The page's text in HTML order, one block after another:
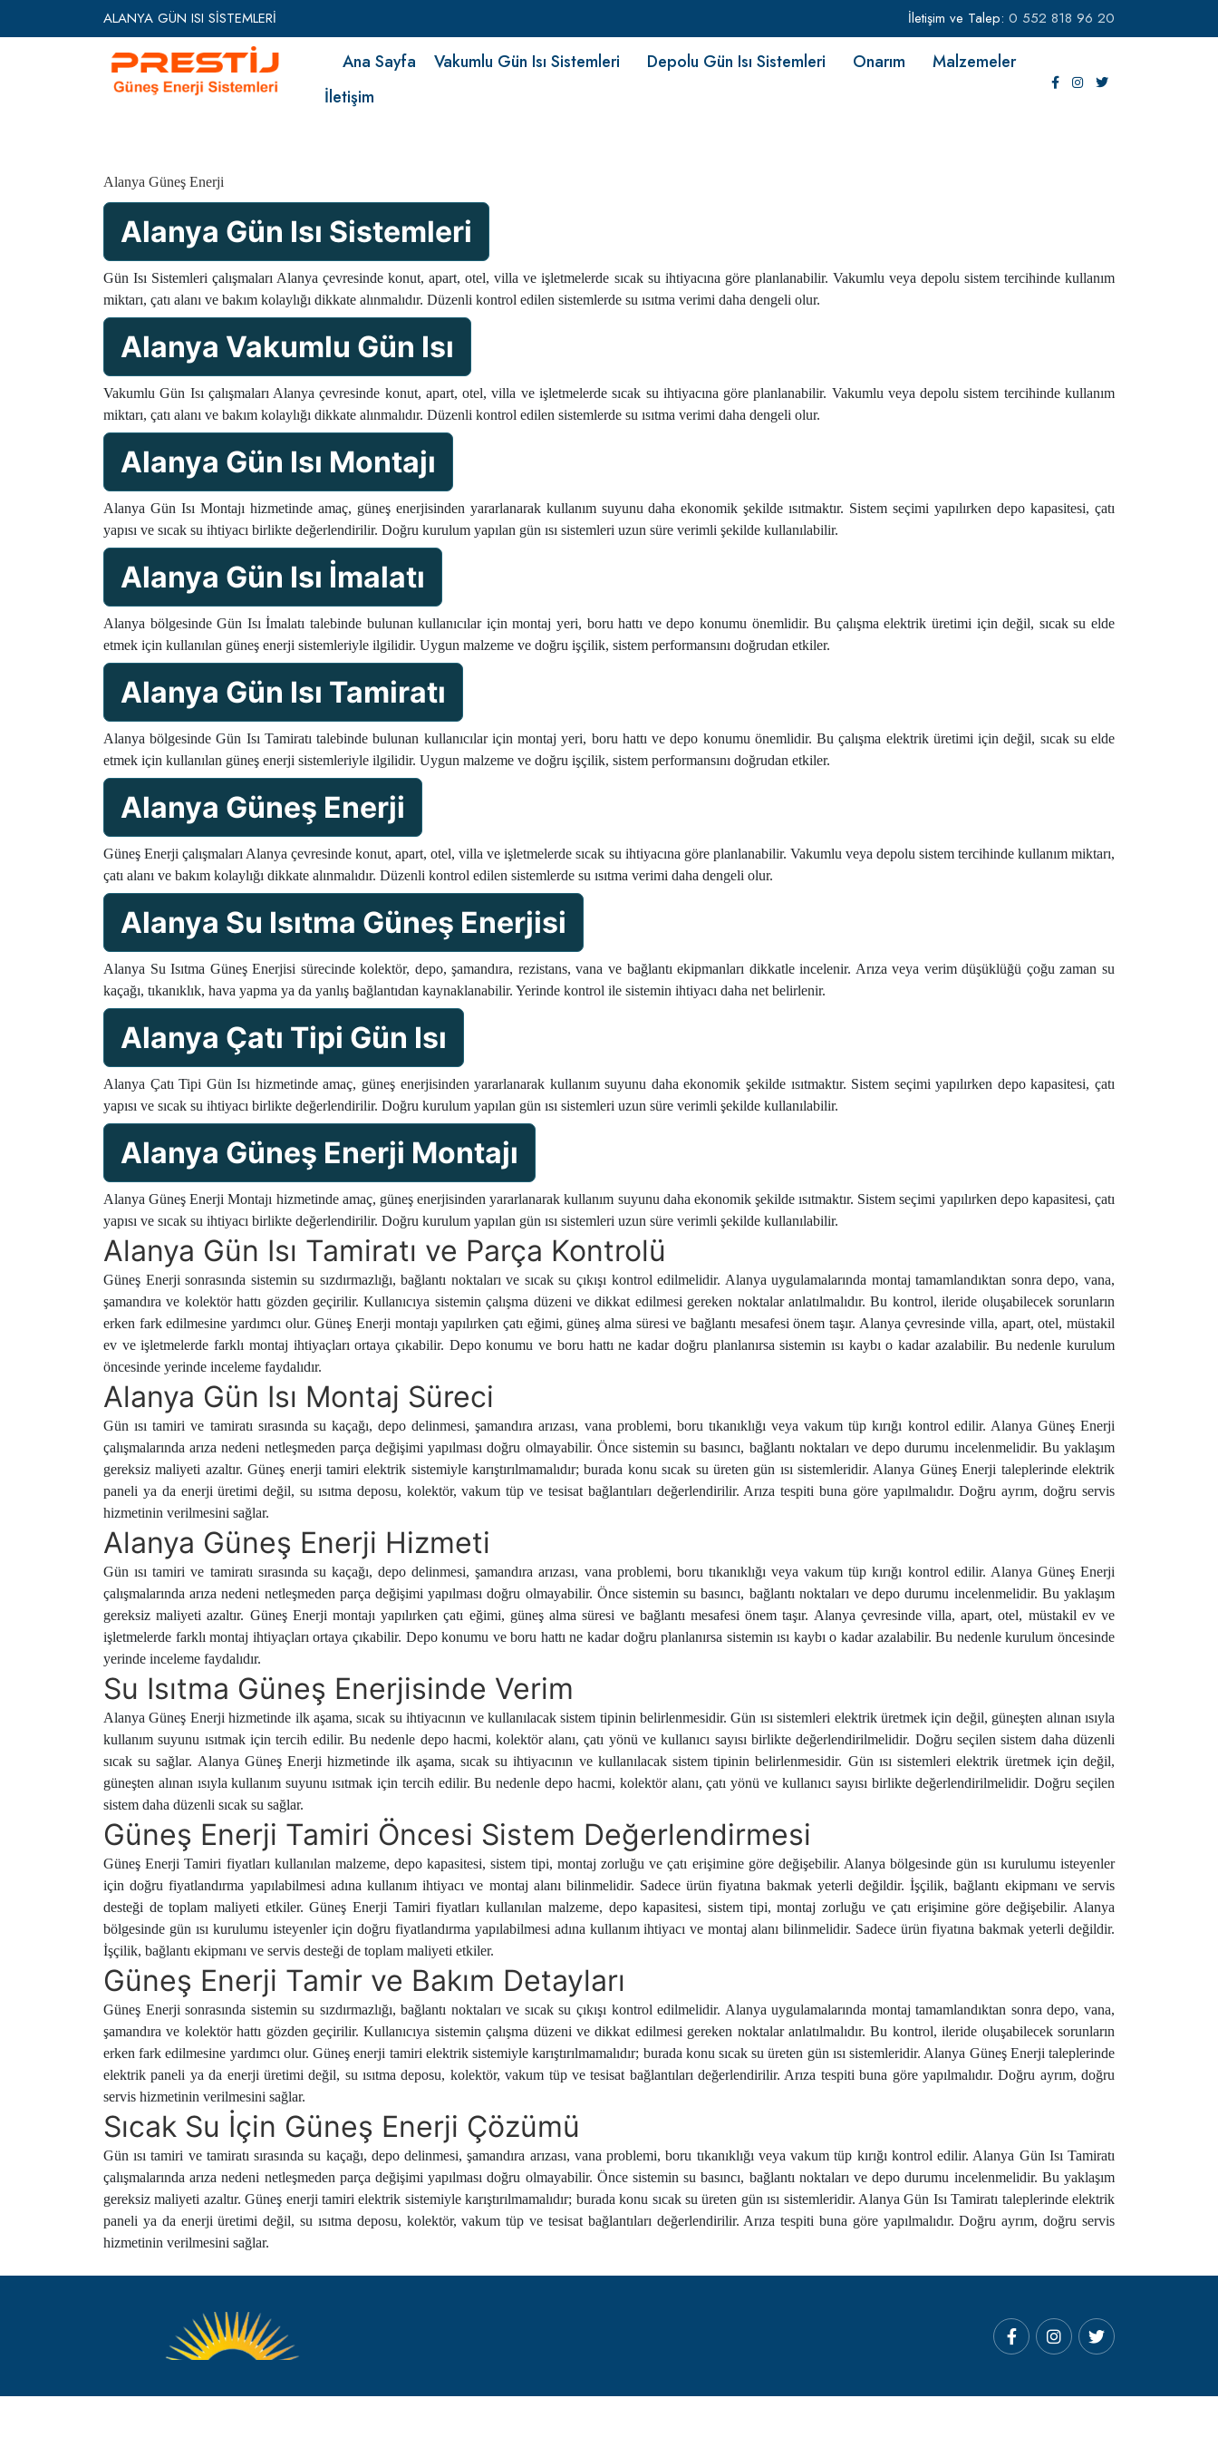
ALANYA GÜN ISI SİSTEMLERİ İletişim ve Talep: 0 552 818 96 20
Ana Sayfa Vakumlu Gün Isı Sistemleri Depolu Gün Isı Sistemleri Onarım
Malzemeler
İletişim
Alanya Güneş Enerji
Alanya Gün Isı Sistemleri
Gün Isı Sistemleri çalışmaları Alanya çevresinde konut, apart, otel, villa ve işletmelerde sıcak su ihtiyacına göre planlanabilir. Vakumlu veya depolu sistem tercihinde kullanım
miktarı, çatı alanı ve bakım kolaylığı dikkate alınmalıdır. Düzenli kontrol edilen sistemlerde su ısıtma verimi daha dengeli olur.
Alanya Vakumlu Gün Isı
Vakumlu Gün Isı çalışmaları Alanya çevresinde konut, apart, otel, villa ve işletmelerde sıcak su ihtiyacına göre planlanabilir. Vakumlu veya depolu sistem tercihinde kullanım
miktarı, çatı alanı ve bakım kolaylığı dikkate alınmalıdır. Düzenli kontrol edilen sistemlerde su ısıtma verimi daha dengeli olur.
Alanya Gün Isı Montajı
Alanya Gün Isı Montajı hizmetinde amaç, güneş enerjisinden yararlanarak kullanım suyunu daha ekonomik şekilde ısıtmaktır. Sistem seçimi yapılırken depo kapasitesi, çatı
yapısı ve sıcak su ihtiyacı birlikte değerlendirilir. Doğru kurulum yapılan gün ısı sistemleri uzun süre verimli şekilde kullanılabilir.
Alanya Gün Isı İmalatı
Alanya bölgesinde Gün Isı İmalatı talebinde bulunan kullanıcılar için montaj yeri, boru hattı ve depo konumu önemlidir. Bu çalışma elektrik üretimi için değil, sıcak su elde
etmek için kullanılan güneş enerji sistemleriyle ilgilidir. Uygun malzeme ve doğru işçilik, sistem performansını doğrudan etkiler.
Alanya Gün Isı Tamiratı
Alanya bölgesinde Gün Isı Tamiratı talebinde bulunan kullanıcılar için montaj yeri, boru hattı ve depo konumu önemlidir. Bu çalışma elektrik üretimi için değil, sıcak su elde
etmek için kullanılan güneş enerji sistemleriyle ilgilidir. Uygun malzeme ve doğru işçilik, sistem performansını doğrudan etkiler.
Alanya Güneş Enerji
Güneş Enerji çalışmaları Alanya çevresinde konut, apart, otel, villa ve işletmelerde sıcak su ihtiyacına göre planlanabilir. Vakumlu veya depolu sistem tercihinde kullanım miktarı,
çatı alanı ve bakım kolaylığı dikkate alınmalıdır. Düzenli kontrol edilen sistemlerde su ısıtma verimi daha dengeli olur.
Alanya Su Isıtma Güneş Enerjisi
Alanya Su Isıtma Güneş Enerjisi sürecinde kolektör, depo, şamandıra, rezistans, vana ve bağlantı ekipmanları dikkatle incelenir. Arıza veya verim düşüklüğü çoğu zaman su
kaçağı, tıkanıklık, hava yapma ya da yanlış bağlantıdan kaynaklanabilir. Yerinde kontrol ile sistemin ihtiyacı daha net belirlenir.
Alanya Çatı Tipi Gün Isı
Alanya Çatı Tipi Gün Isı hizmetinde amaç, güneş enerjisinden yararlanarak kullanım suyunu daha ekonomik şekilde ısıtmaktır. Sistem seçimi yapılırken depo kapasitesi, çatı
yapısı ve sıcak su ihtiyacı birlikte değerlendirilir. Doğru kurulum yapılan gün ısı sistemleri uzun süre verimli şekilde kullanılabilir.
Alanya Güneş Enerji Montajı
Alanya Güneş Enerji Montajı hizmetinde amaç, güneş enerjisinden yararlanarak kullanım suyunu daha ekonomik şekilde ısıtmaktır. Sistem seçimi yapılırken depo kapasitesi, çatı
yapısı ve sıcak su ihtiyacı birlikte değerlendirilir. Doğru kurulum yapılan gün ısı sistemleri uzun süre verimli şekilde kullanılabilir.
Alanya Gün Isı Tamiratı ve Parça Kontrolü
Güneş Enerji sonrasında sistemin su sızdırmazlığı, bağlantı noktaları ve sıcak su çıkışı kontrol edilmelidir. Alanya uygulamalarında montaj tamamlandıktan sonra depo, vana,
şamandıra ve kolektör hattı gözden geçirilir. Kullanıcıya sistemin çalışma düzeni ve dikkat edilmesi gereken noktalar anlatılmalıdır. Bu kontrol, ileride oluşabilecek sorunların
erken fark edilmesine yardımcı olur. Güneş Enerji montajı yapılırken çatı eğimi, güneş alma süresi ve bağlantı mesafesi önem taşır. Alanya çevresinde villa, apart, otel, müstakil
ev ve işletmelerde farklı montaj ihtiyaçları ortaya çıkabilir. Depo konumu ve boru hattı ne kadar doğru planlanırsa sistemin ısı kaybı o kadar azalabilir. Bu nedenle kurulum
öncesinde yerinde inceleme faydalıdır.
Alanya Gün Isı Montaj Süreci
Gün ısı tamiri ve tamiratı sırasında su kaçağı, depo delinmesi, şamandıra arızası, vana problemi, boru tıkanıklığı veya vakum tüp kırığı kontrol edilir. Alanya Güneş Enerji
çalışmalarında arıza nedeni netleşmeden parça değişimi yapılması doğru olmayabilir. Önce sistemin su basıncı, bağlantı noktaları ve depo durumu incelenmelidir. Bu yaklaşım
gereksiz maliyeti azaltır. Güneş enerji tamiri elektrik sistemiyle karıştırılmamalıdır; burada konu sıcak su üreten gün ısı sistemleridir. Alanya Güneş Enerji taleplerinde elektrik
paneli ya da enerji üretimi değil, su ısıtma deposu, kolektör, vakum tüp ve tesisat bağlantıları değerlendirilir. Arıza tespiti buna göre yapılmalıdır. Doğru ayrım, doğru servis
hizmetinin verilmesini sağlar.
Alanya Güneş Enerji Hizmeti
Gün ısı tamiri ve tamiratı sırasında su kaçağı, depo delinmesi, şamandıra arızası, vana problemi, boru tıkanıklığı veya vakum tüp kırığı kontrol edilir. Alanya Güneş Enerji
çalışmalarında arıza nedeni netleşmeden parça değişimi yapılması doğru olmayabilir. Önce sistemin su basıncı, bağlantı noktaları ve depo durumu incelenmelidir. Bu yaklaşım
gereksiz maliyeti azaltır. Güneş Enerji montajı yapılırken çatı eğimi, güneş alma süresi ve bağlantı mesafesi önem taşır. Alanya çevresinde villa, apart, otel, müstakil ev ve
işletmelerde farklı montaj ihtiyaçları ortaya çıkabilir. Depo konumu ve boru hattı ne kadar doğru planlanırsa sistemin ısı kaybı o kadar azalabilir. Bu nedenle kurulum öncesinde
yerinde inceleme faydalıdır.
Su Isıtma Güneş Enerjisinde Verim
Alanya Güneş Enerji hizmetinde ilk aşama, sıcak su ihtiyacının ve kullanılacak sistem tipinin belirlenmesidir. Gün ısı sistemleri elektrik üretmek için değil, güneşten alınan ısıyla
kullanım suyunu ısıtmak için tercih edilir. Bu nedenle depo hacmi, kolektör alanı, çatı yönü ve kullanıcı sayısı birlikte değerlendirilmelidir. Doğru seçilen sistem daha düzenli
sıcak su sağlar. Alanya Güneş Enerji hizmetinde ilk aşama, sıcak su ihtiyacının ve kullanılacak sistem tipinin belirlenmesidir. Gün ısı sistemleri elektrik üretmek için değil,
güneşten alınan ısıyla kullanım suyunu ısıtmak için tercih edilir. Bu nedenle depo hacmi, kolektör alanı, çatı yönü ve kullanıcı sayısı birlikte değerlendirilmelidir. Doğru seçilen
sistem daha düzenli sıcak su sağlar.
Güneş Enerji Tamiri Öncesi Sistem Değerlendirmesi
Güneş Enerji Tamiri fiyatları kullanılan malzeme, depo kapasitesi, sistem tipi, montaj zorluğu ve çatı erişimine göre değişebilir. Alanya bölgesinde gün ısı kurulumu isteyenler
için doğru fiyatlandırma yapılabilmesi adına kullanım ihtiyacı ve montaj alanı bilinmelidir. Sadece ürün fiyatına bakmak yeterli değildir. İşçilik, bağlantı ekipmanı ve servis
desteği de toplam maliyeti etkiler. Güneş Enerji Tamiri fiyatları kullanılan malzeme, depo kapasitesi, sistem tipi, montaj zorluğu ve çatı erişimine göre değişebilir. Alanya
bölgesinde gün ısı kurulumu isteyenler için doğru fiyatlandırma yapılabilmesi adına kullanım ihtiyacı ve montaj alanı bilinmelidir. Sadece ürün fiyatına bakmak yeterli değildir.
İşçilik, bağlantı ekipmanı ve servis desteği de toplam maliyeti etkiler.
Güneş Enerji Tamir ve Bakım Detayları
Güneş Enerji sonrasında sistemin su sızdırmazlığı, bağlantı noktaları ve sıcak su çıkışı kontrol edilmelidir. Alanya uygulamalarında montaj tamamlandıktan sonra depo, vana,
şamandıra ve kolektör hattı gözden geçirilir. Kullanıcıya sistemin çalışma düzeni ve dikkat edilmesi gereken noktalar anlatılmalıdır. Bu kontrol, ileride oluşabilecek sorunların
erken fark edilmesine yardımcı olur. Güneş enerji tamiri elektrik sistemiyle karıştırılmamalıdır; burada konu sıcak su üreten gün ısı sistemleridir. Alanya Güneş Enerji taleplerinde
elektrik paneli ya da enerji üretimi değil, su ısıtma deposu, kolektör, vakum tüp ve tesisat bağlantıları değerlendirilir. Arıza tespiti buna göre yapılmalıdır. Doğru ayrım, doğru
servis hizmetinin verilmesini sağlar.
Sıcak Su İçin Güneş Enerji Çözümü
Gün ısı tamiri ve tamiratı sırasında su kaçağı, depo delinmesi, şamandıra arızası, vana problemi, boru tıkanıklığı veya vakum tüp kırığı kontrol edilir. Alanya Gün Isı Tamiratı
çalışmalarında arıza nedeni netleşmeden parça değişimi yapılması doğru olmayabilir. Önce sistemin su basıncı, bağlantı noktaları ve depo durumu incelenmelidir. Bu yaklaşım
gereksiz maliyeti azaltır. Güneş enerji tamiri elektrik sistemiyle karıştırılmamalıdır; burada konu sıcak su üreten gün ısı sistemleridir. Alanya Gün Isı Tamiratı taleplerinde elektrik
paneli ya da enerji üretimi değil, su ısıtma deposu, kolektör, vakum tüp ve tesisat bağlantıları değerlendirilir. Arıza tespiti buna göre yapılmalıdır. Doğru ayrım, doğru servis
hizmetinin verilmesini sağlar.